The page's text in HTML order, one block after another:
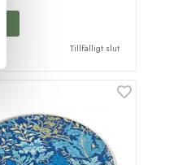
Tillfälligt slut